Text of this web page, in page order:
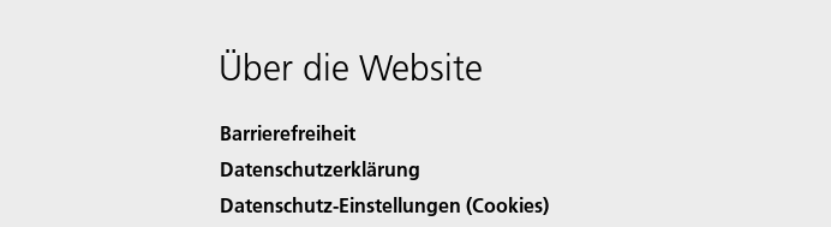
Über die Website
Barrierefreiheit
Datenschutzerklärung
Datenschutz-Einstellungen (Cookies)